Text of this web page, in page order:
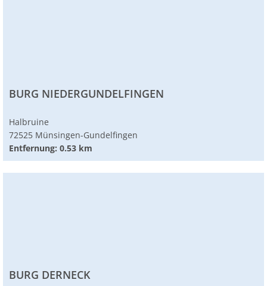
BURG NIEDERGUNDELFINGEN
Halbruine
72525 Münsingen-Gundelfingen
Entfernung: 0.53 km
BURG DERNECK